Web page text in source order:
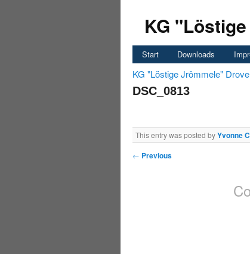
KG
Start Downloads
KG "Löstige Jrömmele"
DSC_0813
This entry was posted byYvonne
← Previous